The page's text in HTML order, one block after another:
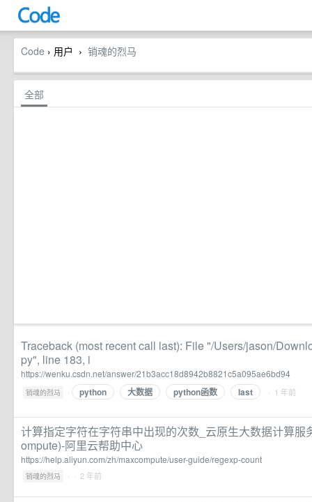
Code › 用户 › 销魂的烈马
全部
Traceback (most recent call last): File "/Users/jason/
py", line 183, i
https://wenku.csdn.net/answer/21b3acc18d8942b8821c5a095ae6bd94
销魂的烈马 · python 大数据 python函数 last · 1 年前
计算指定字符在字符串中出现的次数_云原生大数据计算服
ompute)-阿里云帮助中心
https://help.aliyun.com/zh/maxcompute/user-guide/regexp-count
销魂的烈马 · · 2 年前